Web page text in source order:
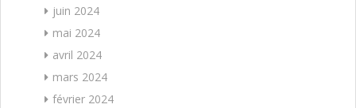
juin 2024
mai 2024
avril 2024
mars 2024
février 2024